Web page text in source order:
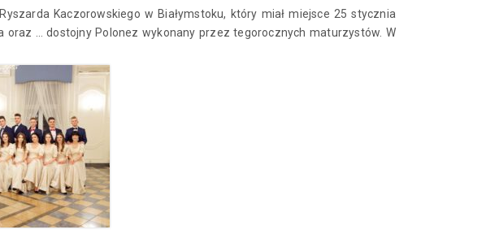
Kaczorowskiego w Białymstoku, który miał miejsce 25 stycznia
… dostojny Polonez wykonany przez tegorocznych maturzystów. W